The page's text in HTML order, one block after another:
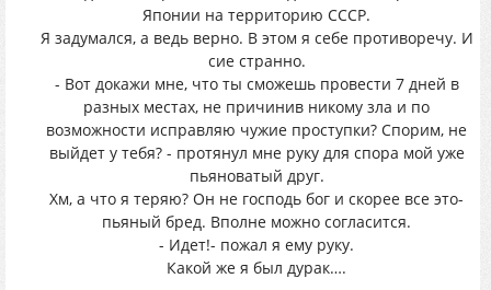
Японии на территорию СССР.
Я задумался, а ведь верно. В этом я себе противоречу. И
сие странно.
- Вот докажи мне, что ты сможешь провести 7 дней в
разных местах, не причинив никому зла и по
возможности исправляю чужие проступки? Спорим, не
выйдет у тебя? - протянул мне руку для спора мой уже
пьяноватый друг.
Хм, а что я теряю? Он не господь бог и скорее все это-
пьяный бред. Вполне можно согласится.
- Идет!- пожал я ему руку.
Какой же я был дурак….